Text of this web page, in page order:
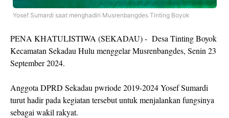
Yosef Sumardi saat menghadiri Musrenbangdes Tinting Boyok
PENA KHATULISTIWA (SEKADAU) - Desa Tinting Boyok
Kecamatan Sekadau Hulu menggelar Musrenbangdes, Senin 23
September 2024.
Anggota DPRD Sekadau pwriode 2019-2024 Yosef Sumardi
turut hadir pada kegiatan tersebut untuk menjalankan fungsinya
sebagai wakil rakyat.